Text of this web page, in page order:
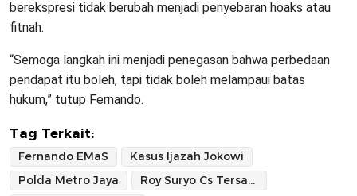
berekspresi tidak berubah menjadi penyebaran hoaks atau
fitnah.
“Semoga langkah ini menjadi penegasan bahwa perbedaan
pendapat itu boleh, tapi tidak boleh melampaui batas
hukum,” tutup Fernando.
Tag Terkait:
Fernando EMaS
Kasus Ijazah Jokowi
Polda Metro Jaya
Roy Suryo Cs Tersangka